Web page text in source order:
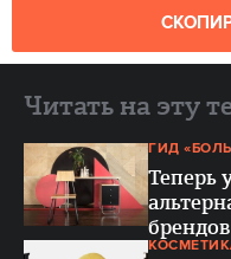
Читать на эту
ГИД
Теперь
брендов